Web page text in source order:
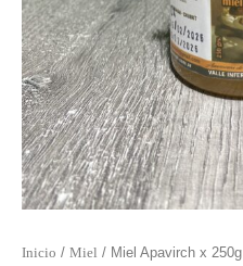
Inicio / Miel / Miel Apavirch x 250g